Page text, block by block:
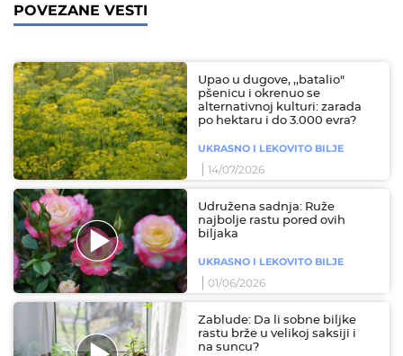
POVEZANE VESTI
Upao u dugove, ,,batalio"
pšenicu i okrenuo se
alternativnoj kulturi: zarada
po hektaru i do 3.000 evra?
UKRASNO I LEKOVITO BILJE
14/07/2026
Udružena sadnja: Ruže
najbolje rastu pored ovih
biljaka
UKRASNO I LEKOVITO BILJE
01/06/2026
Zablude: Da li sobne biljke
rastu brže u velikoj saksiji i
na suncu?